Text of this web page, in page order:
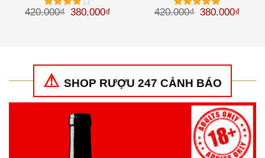
Được
420.000₫ Giá gốc là: 420.000₫.
380.000₫ Giá hiện tại là: 380.000₫.
Được xếp
420.000₫ Giá gốc là:
380.000₫
SHOP RƯỢU 247 CẢNH BÁO